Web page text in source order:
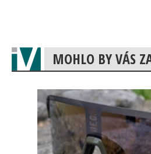
MOHLO BY VÁS